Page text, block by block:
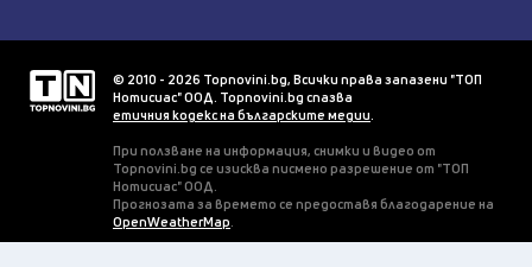
© 2010 - 2026 Topnovini.bg, Всички права запазени "ТОП
Нотисиас" ООД. Topnovini.bg спазва
етичния кодекс на българските медии.
При ползване на информация, снимки и видео от
Topnovini.bg се изисква писмено разрешение от "ТОП
Нотисиас" ООД.
Прогнозата за времето се предоставя благодарение на
OpenWeatherMap.